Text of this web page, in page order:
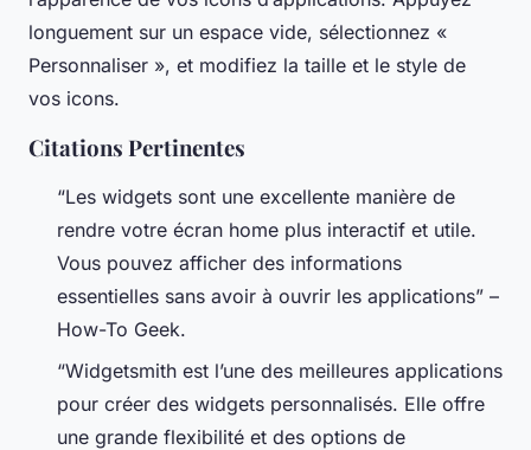
longuement sur un espace vide, sélectionnez «
Personnaliser », et modifiez la taille et le style de
vos icons.
Citations Pertinentes
“Les widgets sont une excellente manière de
rendre votre écran home plus interactif et utile.
Vous pouvez afficher des informations
essentielles sans avoir à ouvrir les applications” –
How-To Geek.
“Widgetsmith est l’une des meilleures applications
pour créer des widgets personnalisés. Elle offre
une grande flexibilité et des options de